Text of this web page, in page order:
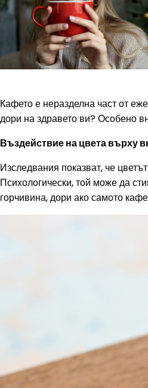
Кафето е неразделна част от
дори на здравето ви? Особено
Въздействие на цвета върху
Изследвания показват, че
Психологически, той може да
горчивина, дори ако самото